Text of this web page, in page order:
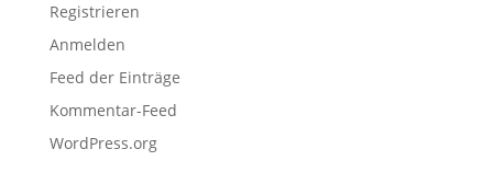
Registrieren
Anmelden
Feed der Einträge
Kommentar-Feed
WordPress.org